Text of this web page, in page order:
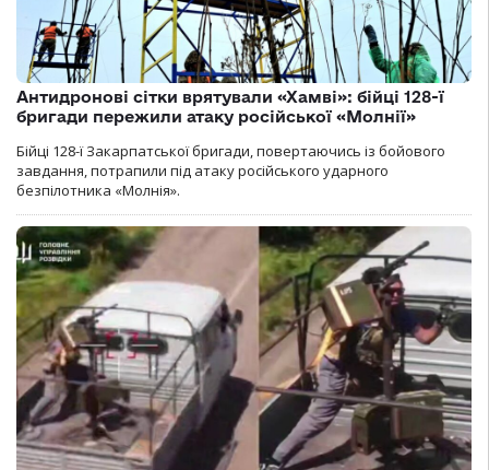
Антидронові сітки врятували «Хамві»: бійці 128-ї
бригади пережили атаку російської «Молнії»
Бійці 128-ї Закарпатської бригади, повертаючись із бойового
завдання, потрапили під атаку російського ударного
безпілотника «Молнія».